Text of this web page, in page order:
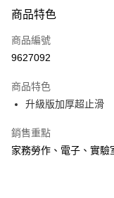
信用卡一次付款
超商取貨付款
Apple Pay
街口支付
悠遊付
商品特色
商品編號
9627092
商品特色
升級版加厚超止滑
銷售重點
家務勞作、電子、實驗